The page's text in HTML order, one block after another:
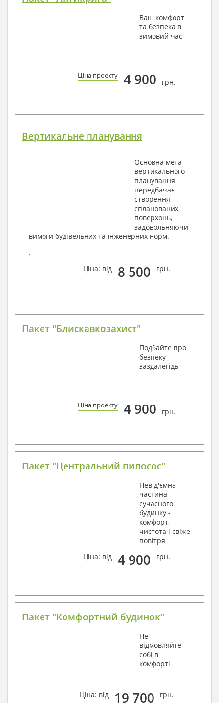
Ваш комфорт
та безпека в
зимовий час
Ціна проекту 4 900 грн.
Вертикальне планування
Основна мета
вертикального
планування
передбачає
створення
спланованих
поверхонь,
задовольняючи
вимоги будівельних та інженерних норм.
.
Ціна: від
8 500 грн.
Пакет "Блискавкозахист"
Подбайте про
безпеку
заздалегідь
Ціна проекту 4 900 грн.
Пакет "Центральний пилосос"
Невід'ємна
частина
сучасного
будинку -
комфорт,
чистота і свіже
повітря
Ціна: від
4 900 грн.
Пакет "Комфортний будинок"
Не
відмовляйте
собі в
комфорті
Ціна: від 19 700 грн.